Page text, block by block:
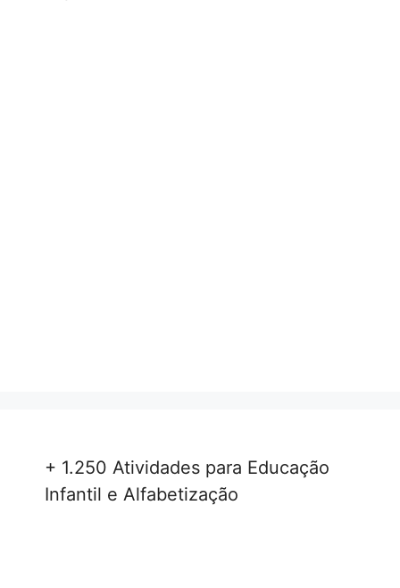
+ 1.250 Atividades para Educação
Infantil e Alfabetização